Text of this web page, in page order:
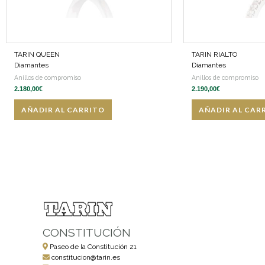
TARIN QUEEN
Diamantes
Anillos de compromiso
2.180,00€
AÑADIR AL CARRITO
TARIN RIALTO
Diamantes
Anillos de compromiso
2.190,00€
AÑADIR AL
CONSTITUCIÓN
Paseo de la Constitución 21
constitucion@tarin.es